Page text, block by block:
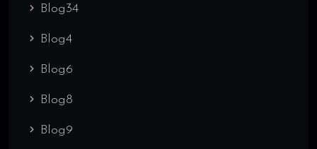
Blog34
Blog4
Blog6
Blog8
Blog9